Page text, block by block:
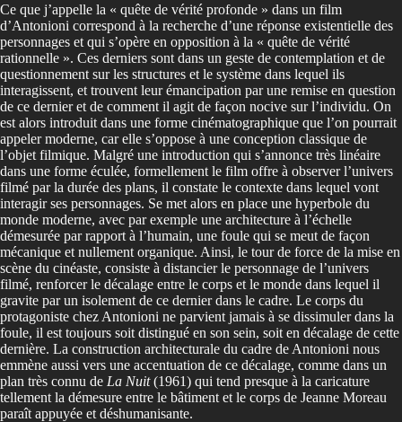
Ce que j’appelle la « quête de vérité profonde » dans un film
d’Antonioni correspond à la recherche d’une réponse existentielle des
personnages et qui s’opère en opposition à la « quête de vérité
rationnelle ». Ces derniers sont dans un geste de contemplation et de
questionnement sur les structures et le système dans lequel ils
interagissent, et trouvent leur émancipation par une remise en question
de ce dernier et de comment il agit de façon nocive sur l’individu. On
est alors introduit dans une forme cinématographique que l’on pourrait
appeler moderne, car elle s’oppose à une conception classique de
l’objet filmique. Malgré une introduction qui s’annonce très linéaire
dans une forme éculée, formellement le film offre à observer l’univers
filmé par la durée des plans, il constate le contexte dans lequel vont
interagir ses personnages. Se met alors en place une hyperbole du
monde moderne, avec par exemple une architecture à l’échelle
démesurée par rapport à l’humain, une foule qui se meut de façon
mécanique et nullement organique. Ainsi, le tour de force de la mise en
scène du cinéaste, consiste à distancier le personnage de l’univers
filmé, renforcer le décalage entre le corps et le monde dans lequel il
gravite par un isolement de ce dernier dans le cadre. Le corps du
protagoniste chez Antonioni ne parvient jamais à se dissimuler dans la
foule, il est toujours soit distingué en son sein, soit en décalage de cette
dernière. La construction architecturale du cadre de Antonioni nous
emmène aussi vers une accentuation de ce décalage, comme dans un
plan très connu de La Nuit(1961) qui tend presque à la caricature
tellement la démesure entre le bâtiment et le corps de Jeanne Moreau
paraît appuyée et déshumanisante.